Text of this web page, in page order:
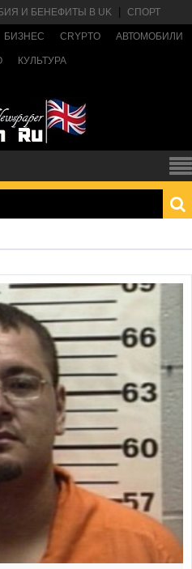
И БЕНЕФИТЫ В UK СПОРТ
БИЗНЕС CRYPTO АВТОМОБИЛИ
КУЛЬТУРА